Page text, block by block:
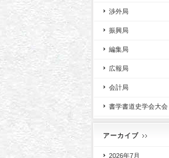
渉外局
振興局
編集局
広報局
会計局
書学書道史学会大会
アーカイブ
2026年7月